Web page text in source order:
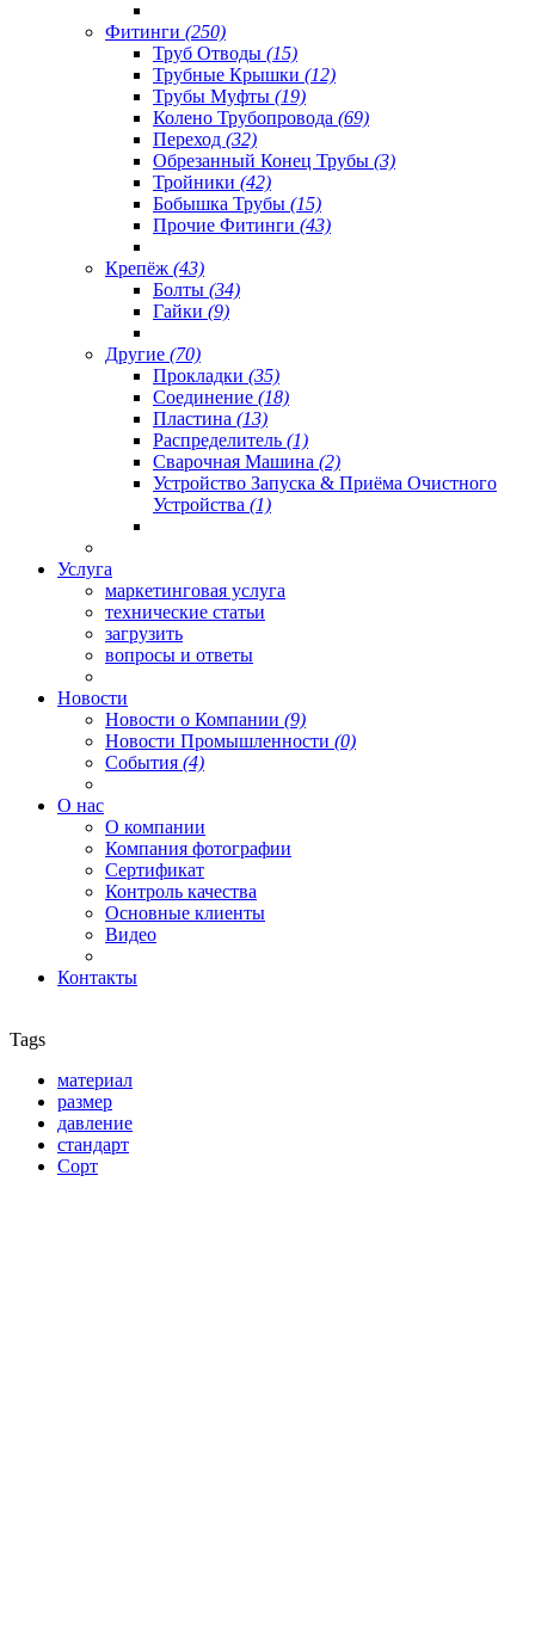
Фитинги (250)
Труб Отводы (15)
Трубные Крышки (12)
Трубы Муфты (19)
Колено Трубопровода (69)
Переход (32)
Обрезанный Конец Трубы (3)
Тройники (42)
Бобышка Трубы (15)
Прочие Фитинги (43)
Крепёж (43)
Болты (34)
Гайки (9)
Другие (70)
Прокладки (35)
Соединение (18)
Пластина (13)
Распределитель (1)
Сварочная Машина (2)
Устройство Запуска & Приёма Очистного
Устройства (1)
Услуга
маркетинговая услуга
технические статьи
загрузить
вопросы и ответы
Новости
Новости о Компании (9)
Новости Промышленности (0)
События (4)
О нас
О компании
Компания фотографии
Сертификат
Контроль качества
Основные клиенты
Видео
Контакты
Tags
материал
размер
давление
стандарт
Сорт